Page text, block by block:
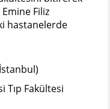
Filiz
hastanelerde
Tıp Fakültesi